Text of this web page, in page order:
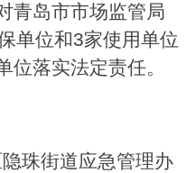
青岛市市场监管局
单位和3家使用单位
位落实法定责任。
珠街道应急管理办